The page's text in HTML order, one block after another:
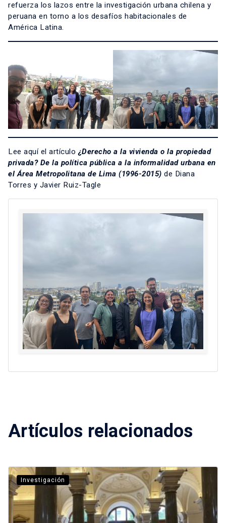
refuerza los lazos entre la investigación urbana chilena y
peruana en torno a los desafíos habitacionales de
América Latina.
Lee aquí el artículo¿Derecho a la vivienda o la propiedad
privada? De la política pública a la informalidad urbana en
el Área Metropolitana de Lima (1996-2015) de Diana
Torres y Javier Ruiz-Tagle
Artículos relacionados
Investigación